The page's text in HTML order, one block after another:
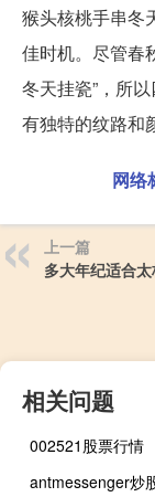
猴头核桃手串冬
佳时机。尽管春
冬天挂瓷”，所
有独特的纹路和
网络
上一篇
多大年纪适合
相关问题
002521股票行情
antmessenger炒